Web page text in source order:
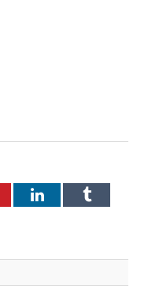
LinkedIn